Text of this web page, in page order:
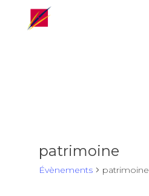
patrimoine
Évènements patrimoine